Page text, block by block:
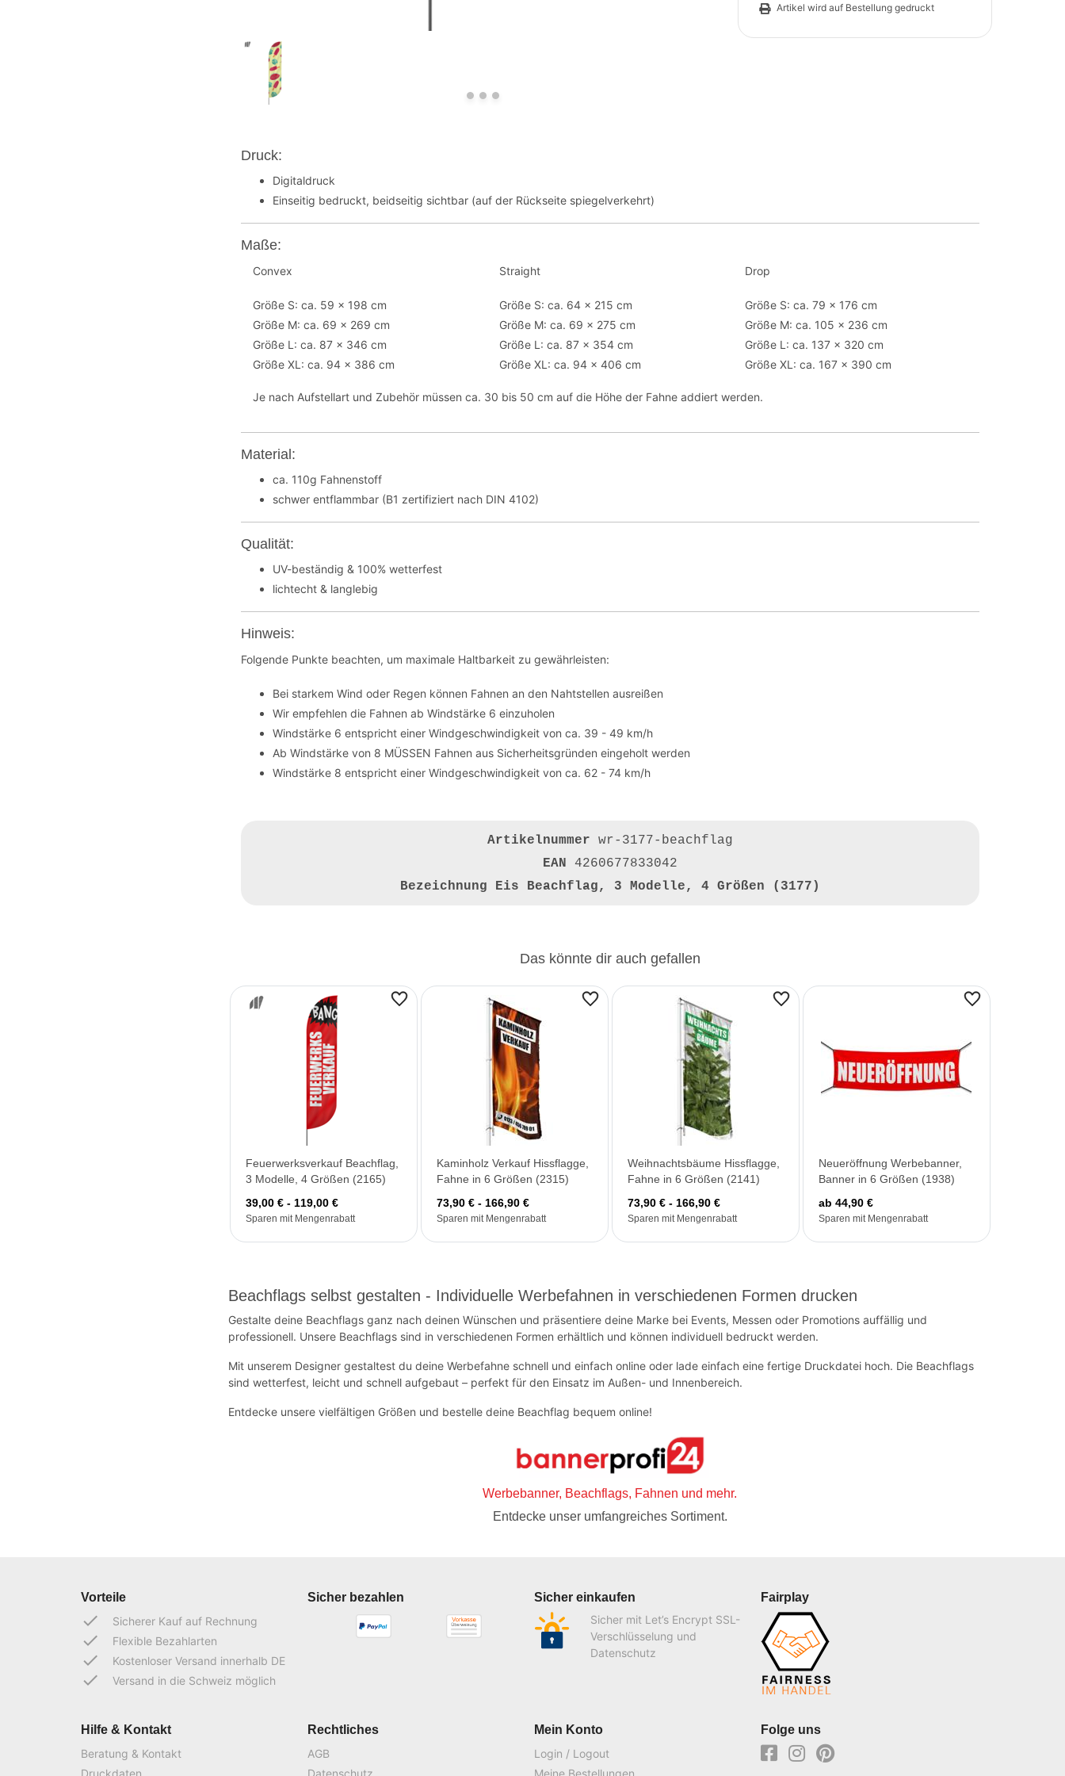
Artikel wird auf Bestellung gedruckt
Druck:
Digitaldruck
Einseitig bedruckt, beidseitig sichtbar (auf der Rückseite spiegelverkehrt)
Maße:
Convex
Größe S: ca. 59 x 198 cm
Größe M: ca. 69 x 269 cm
Größe L: ca. 87 x 346 cm
Größe XL: ca. 94 x 386 cm
Straight
Größe S: ca. 64 x 215 cm
Größe M: ca. 69 x 275 cm
Größe L: ca. 87 x 354 cm
Größe XL: ca. 94 x 406 cm
Drop
Größe S: ca. 79 x 176 cm
Größe M: ca. 105 x 236 cm
Größe L: ca. 137 x 320 cm
Größe XL: ca. 167 x 390 cm
Je nach Aufstellart und Zubehör müssen ca. 30 bis 50 cm auf die Höhe der Fahne addiert werden.
Material:
ca. 110g Fahnenstoff
schwer entflammbar (B1 zertifiziert nach DIN 4102)
Qualität:
UV-beständig & 100% wetterfest
lichtecht & langlebig
Hinweis:
Folgende Punkte beachten, um maximale Haltbarkeit zu gewährleisten:
Bei starkem Wind oder Regen können Fahnen an den Nahtstellen ausreißen
Wir empfehlen die Fahnen ab Windstärke 6 einzuholen
Windstärke 6 entspricht einer Windgeschwindigkeit von ca. 39 - 49 km/h
Ab Windstärke von 8 MÜSSEN Fahnen aus Sicherheitsgründen eingeholt werden
Windstärke 8 entspricht einer Windgeschwindigkeit von ca. 62 - 74 km/h
Artikelnummer wr-3177-beachflag
EAN 4260677833042
Bezeichnung Eis Beachflag, 3 Modelle, 4 Größen (3177)
Das könnte dir auch gefallen
Feuerwerksverkauf Beachflag,
3 Modelle, 4 Größen (2165)
39,00 € - 119,00 €
Sparen mit Mengenrabatt
Kaminholz Verkauf Hissflagge,
Fahne in 6 Größen (2315)
73,90 € - 166,90 €
Sparen mit Mengenrabatt
Weihnachtsbäume Hissflagge,
Fahne in 6 Größen (2141)
73,90 € - 166,90 €
Sparen mit Mengenrabatt
Neueröffnung Werbebanner,
Banner in 6 Größen (1938)
ab 44,90 €
Sparen mit Mengenrabatt
Beachflags selbst gestalten - Individuelle Werbefahnen in verschiedenen Formen drucken
Gestalte deine Beachflags ganz nach deinen Wünschen und präsentiere deine Marke bei Events, Messen oder Promotions auffällig und
professionell. Unsere Beachflags sind in verschiedenen Formen erhältlich und können individuell bedruckt werden.
Mit unserem Designer gestaltest du deine Werbefahne schnell und einfach online oder lade einfach eine fertige Druckdatei hoch. Die Beachflags
sind wetterfest, leicht und schnell aufgebaut – perfekt für den Einsatz im Außen- und Innenbereich.
Entdecke unsere vielfältigen Größen und bestelle deine Beachflag bequem online!
Werbebanner, Beachflags, Fahnen und mehr.
Entdecke unser umfangreiches Sortiment.
Vorteile
done Sicherer Kauf auf Rechnung
done Flexible Bezahlarten
done Kostenloser Versand innerhalb DE
done Versand in die Schweiz möglich
Sicher bezahlen
Sicher einkaufen
Sicher mit Let’s Encrypt SSL-
Verschlüsselung und
Datenschutz
Fairplay
Hilfe & Kontakt
Beratung & Kontakt
Druckdaten
Rechtliches
AGB
Datenschutz
Mein Konto
Login / Logout
Meine Bestellungen
Folge uns